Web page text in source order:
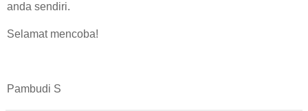
anda sendiri.
Selamat mencoba!
Pambudi S